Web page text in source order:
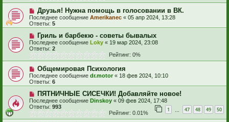
Друзья! Нужна помощь в голосовании в ВК.
Последнее сообщение Amerikanec « 05 апр 2024, 13:28
Ответы: 5
Гриль и барбекю - советы бывалых
Последнее сообщение Loky « 19 мар 2024, 23:08
Ответы: 2
Рейтинг: 0%
Общемировая Психология
Последнее сообщение dr.motor« 18 фев 2024, 10:10
Ответы: 6
ПЯТНИЧНЫЕ СИСЕЧКИ! Добавляйте новое!
Последнее сообщение Dinskoy « 09 фев 2024, 17:48
Ответы: 993 1 47 48 49 50
Рейтинг: 0.01%